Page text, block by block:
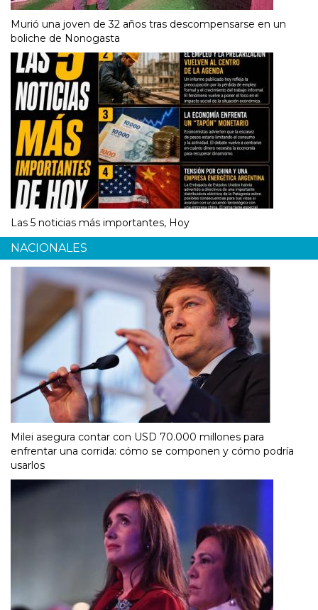
Murió una joven de 32 años tras descompensarse en un
boliche de Nonogasta
Las 5 noticias más importantes, Hoy
NACIONALES
Milei asegura contar con USD 70.000 millones para
enfrentar una corrida: cómo se componen y cómo podría
usarlos